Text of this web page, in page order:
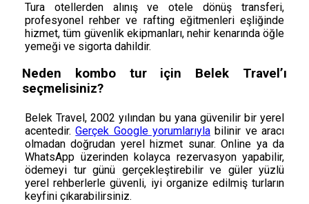
Tura otellerden alınış ve otele dönüş transferi,
profesyonel rehber ve rafting eğitmenleri eşliğinde
hizmet, tüm güvenlik ekipmanları, nehir kenarında öğle
yemeği ve sigorta dahildir.
Neden kombo tur için Belek Travel’ı
seçmelisiniz?
Belek Travel, 2002 yılından bu yana güvenilir bir yerel
acentedir.Gerçek Google yorumlarıyla bilinir ve aracı
olmadan doğrudan yerel hizmet sunar. Online ya da
WhatsApp üzerinden kolayca rezervasyon yapabilir,
ödemeyi tur günü gerçekleştirebilir ve güler yüzlü
yerel rehberlerle güvenli, iyi organize edilmiş turların
keyfini çıkarabilirsiniz.